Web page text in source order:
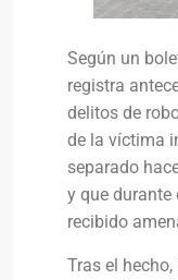
Según un
registra
delitos de
de la víctima
separado
y que durante
recibido
Tras el